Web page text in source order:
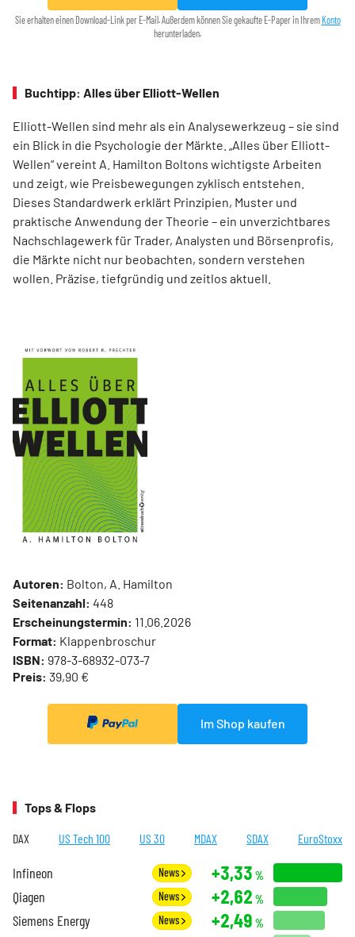
Sie erhalten einen Download-Link per E-Mail. Außerdem können Sie gekaufte E-Paper in IhremKonto
herunterladen.
Buchtipp: Alles über Elliott-Wellen
Elliott-Wellen sind mehr als ein Analysewerkzeug – sie sind
ein Blick in die Psychologie der Märkte. „Alles über Elliott-
Wellen“ vereint A. Hamilton Boltons wichtigste Arbeiten
und zeigt, wie Preisbewegungen zyklisch entstehen.
Dieses Standardwerk erklärt Prinzipien, Muster und
praktische Anwendung der Theorie – ein unverzichtbares
Nachschlagewerk für Trader, Analysten und Börsenprofis,
die Märkte nicht nur beobachten, sondern verstehen
wollen. Präzise, tiefgründig und zeitlos aktuell.
Autoren: Bolton, A. Hamilton
Seitenanzahl: 448
Erscheinungstermin: 11.06.2026
Format: Klappenbroschur
ISBN: 978-3-68932-073-7
Preis: 39,90 €
Im Shop kaufen
Tops & Flops
DAX US Tech 100 US 30 MDAX SDAX EuroStoxx
Infineon News +3,33 %
Qiagen News +2,62 %
Siemens Energy News +2,49 %